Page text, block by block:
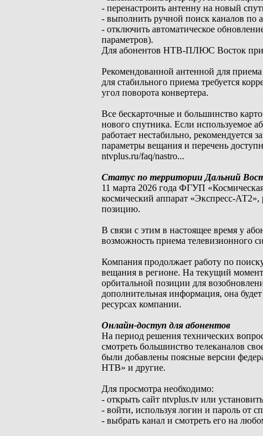
- перенастроить антенну на новый
- выполнить ручной поиск каналов по
- отключить автоматическое
параметров).
Для абонентов НТВ-ПЛЮС Восток при
Рекомендованной антенной для
для стабильного приема требуется
угол поворота конвертера.
Все бескарточные и большинство
нового спутника. Если используемое
работает нестабильно, рекомендуется
параметры вещания и перечень
ntvplus.ru/faq/nastro...
Статус по территории Дальний
11 марта 2026 года ФГУП
космический аппарат «Экспресс-
позицию.
В связи с этим в настоящее время у
возможность приема телевизионного
Компания продолжает работу по
вещания в регионе. На текущий
орбитальной позиции для
дополнительная информация, она
ресурсах компании.
Онлайн-доступ для абонентов
На период решения технических
смотреть большинство телеканалов
были добавлены поясные версии
НТВ» и другие.
Для просмотра необходимо:
- открыть сайт ntvplus.tv или
- войти, используя логин и пароль от
- выбрать канал и смотреть его на